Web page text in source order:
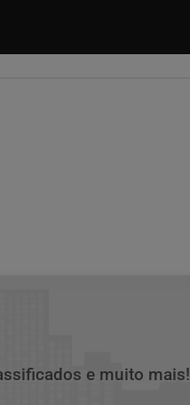
e muito mais!